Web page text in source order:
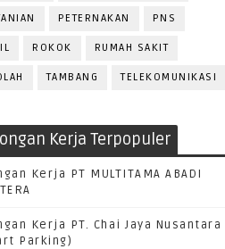
PETERNAKAN PNS
ROKOK RUMAH SAKIT
TAMBANG TELEKOMUNIKASI
Kerja Terpopuler
Kerja PT MULTITAMA ABADI
Kerja PT. Chai Jaya Nusantara
Parking)